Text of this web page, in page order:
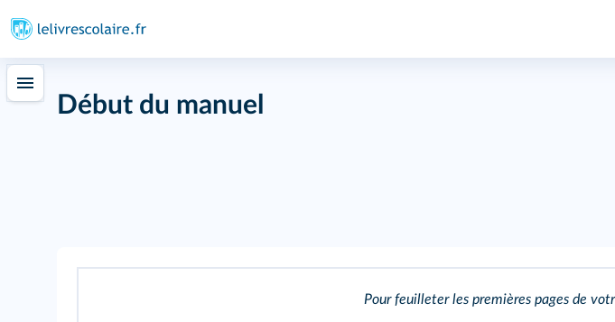
Début du manuel
Pour feuilleter les premières pages de